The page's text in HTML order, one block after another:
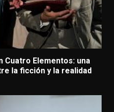
Cuatro Elementos: una
la ficción y la realidad